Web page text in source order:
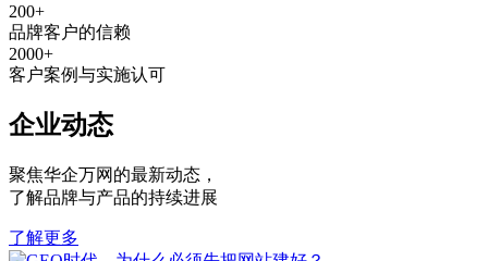
200+
品牌客户的信赖
2000+
客户案例与实施认可
企业动态
聚焦华企万网的最新动态 ，
了解品牌与产品的持续进展
了解更多